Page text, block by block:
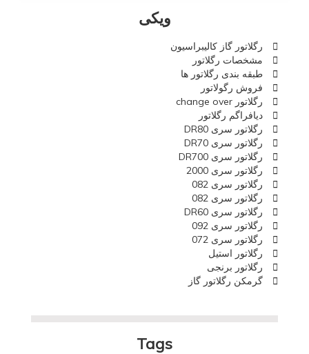
ویکی
رگلاتور گاز کالیبراسیون
مشخصات رگلاتور
طبقه بندی رگلاتور ها
فروش رگولاتور
رگلاتور change over
دیافراگم رگلاتور
رگلاتور سری DR80
رگلاتور سری DR70
رگلاتور سری DR700
رگلاتور سری 2000
رگلاتور سری 082
رگلاتور سری 082
رگلاتور سری DR60
رگلاتور سری 092
رگلاتور سری 072
رگلاتور استیل
رگلاتور برنجی
گرمکن رگلاتور گاز
Tags